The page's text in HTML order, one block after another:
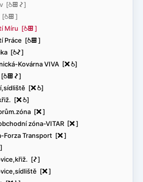
[@æó]
[@æ]
Míru [@æ]
Práce [@æ]
[@ó]
Kovárna VIVA [ë@]
[@æó]
[ë@]
[ë@]
[ë]
zóna-VITAR [ë]
Forza Transport [ë]
]
[ó]
[ë]